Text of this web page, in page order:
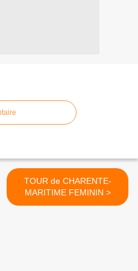
TOUR de CHARENTE-
MARITIME FEMININ >